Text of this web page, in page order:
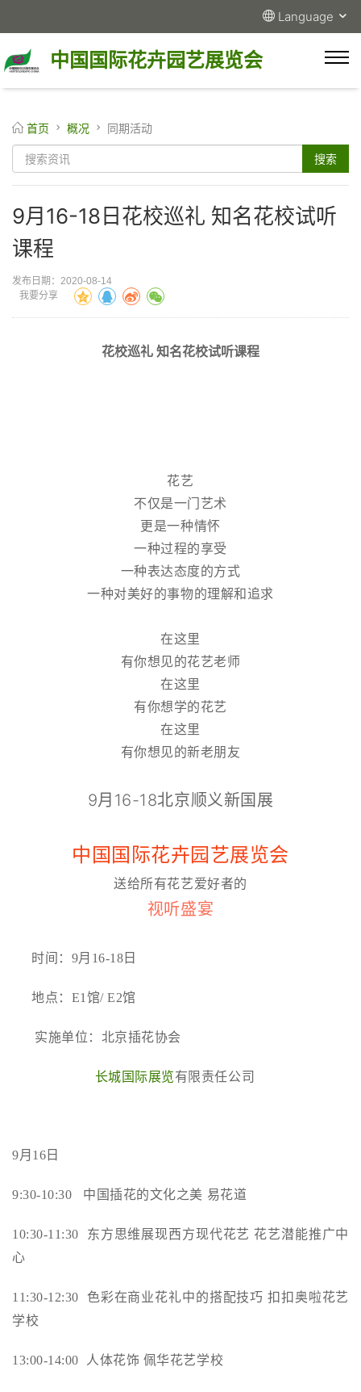
Language
中国国际花卉园艺展览会
首页 概况 同期活动
9月16-18日花校巡礼 知名花校试听
课程
发布日期：2020-08-14
我要分享
花校巡礼 知名花校试听课程
花艺
不仅是一门艺术
更是一种情怀
一种过程的享受
一种表达态度的方式
一种对美好的事物的理解和追求
在这里
有你想见的花艺老师
在这里
有你想学的花艺
在这里
有你想见的新老朋友
9月16-18北京顺义新国展
中国国际花卉园艺展览会
送给所有花艺爱好者的
视听盛宴
时间：9月16-18日
地点：E1馆/ E2馆
实施单位：北京插花协会
长城国际展览有限责任公司
9月16日
9:30-10:30 中国插花的文化之美 易花道
10:30-11:30 东方思维展现西方现代花艺 花艺潜能推广中
心
11:30-12:30 色彩在商业花礼中的搭配技巧 扣扣奥啦花艺
学校
13:00-14:00 人体花饰 佩华花艺学校